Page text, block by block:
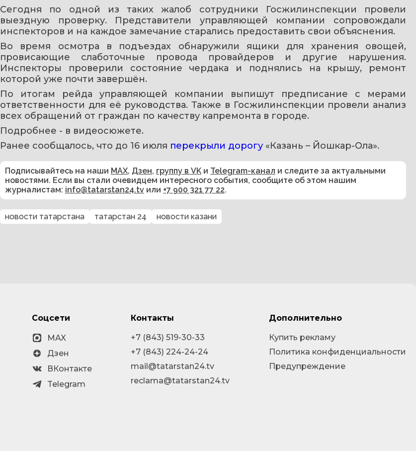
Сегодня по одной из таких жалоб сотрудники Госжилинспекции провели
выездную проверку. Представители управляющей компании сопровождали
инспекторов и на каждое замечание старались предоставить свои объяснения.
Во время осмотра в подъездах обнаружили ящики для хранения овощей,
провисающие слаботочные провода провайдеров и другие нарушения.
Инспекторы проверили состояние чердака и поднялись на крышу, ремонт
которой уже почти завершён.
По итогам рейда управляющей компании выпишут предписание с мерами
ответственности для её руководства. Также в Госжилинспекции провели анализ
всех обращений от граждан по качеству капремонта в городе.
Подробнее - в видеосюжете.
Ранее сообщалось, что до 16 июля перекрыли дорогу «Казань – Йошкар-Ола».
Подписывайтесь на наши MAX, Дзен, группу в VK и Telegram-канал и следите за актуальными
новостями. Если вы стали очевидцем интересного события, сообщите об этом нашим
журналистам: info@tatarstan24.tv или +7 900 321 77 22.
новости татарстана татарстан 24 новости казани
Соцсети
MAX
Дзен
ВКонтакте
Telegram
Контакты
+7 (843) 519-30-33
+7 (843) 224-24-24
mail@tatarstan24.tv
reclama@tatarstan24.tv
Дополнительно
Купить рекламу
Политика конфиденциальности
Предупреждение